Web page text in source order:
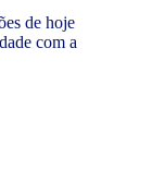
de hoje
com a